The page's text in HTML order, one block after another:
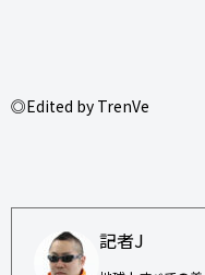
◎Edited by TrenVe
記者J